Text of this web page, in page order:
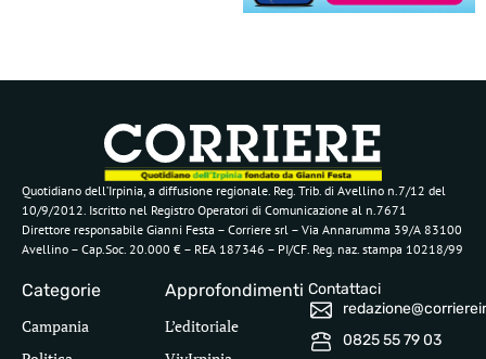
Quotidiano dell’Irpinia, a diffusione regionale. Reg. Trib. di Avellino n.7/12 del
10/9/2012. Iscritto nel Registro Operatori di Comunicazione al n.7671
Direttore responsabile Gianni Festa – Corriere srl – Via Annarumma 39/A 83100
Avellino – Cap.Soc. 20.000 € – REA 187346 – PI/CF. Reg. naz. stampa 10218/99
Categorie
Campania
Approfondimenti
L’editoriale
Contattaci
0825 55 79 03